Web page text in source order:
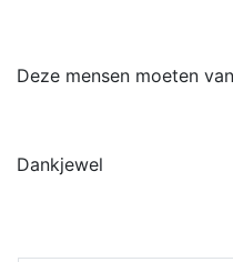
Deze mensen moeten
Dankjewel